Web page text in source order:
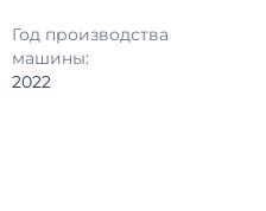
Свердловская Область
Год производства
машины:
2022